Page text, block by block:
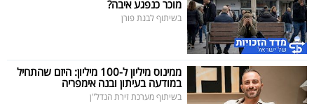
מוכר כנפגע איבה?
בשיתוף לבנת פורן
ממינוס מיליון ל-100 מיליון: היזם שהתחיל
במודעה בעיתון ובנה אימפריה
בשיתוף מערכת זירת הנדל"ן